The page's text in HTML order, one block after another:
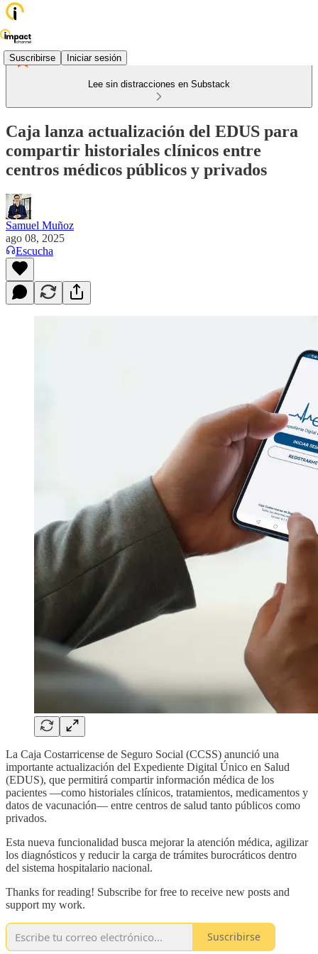
Suscribirse Iniciar sesión
Lee sin distracciones en Substack
Caja lanza actualización del EDUS para
compartir historiales clínicos entre
centros médicos públicos y privados
Samuel Muñoz
ago 08, 2025
Escucha
La Caja Costarricense de Seguro Social (CCSS) anunció una
importante actualización del Expediente Digital Único en Salud
(EDUS), que permitirá compartir información médica de los
pacientes —como historiales clínicos, tratamientos, medicamentos y
datos de vacunación— entre centros de salud tanto públicos como
privados.
Esta nueva funcionalidad busca mejorar la atención médica, agilizar
los diagnósticos y reducir la carga de trámites burocráticos dentro
del sistema hospitalario nacional.
Thanks for reading! Subscribe for free to receive new posts and
support my work.
Suscribirse